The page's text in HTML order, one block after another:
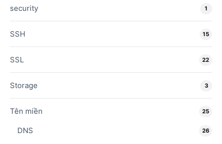
security 1
SSH 15
SSL 22
Storage 3
Tên miền 25
DNS 26